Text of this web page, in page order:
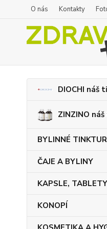
O nás Kontakty
DIOCHI náš
ZINZINO
BYLINNÉ
ČAJE A BYLINY
KAPSLE, TABLETY
KONOPÍ